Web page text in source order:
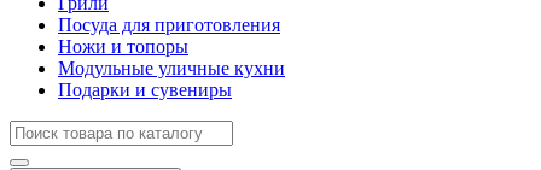
Посуда для приготовления
Ножи и топоры
Модульные уличные кухни
Подарки и сувениры